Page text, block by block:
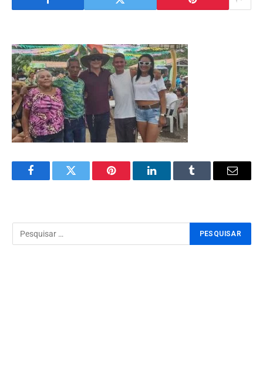
FacebookTwitter Pinterest LinkedInTumblr Email